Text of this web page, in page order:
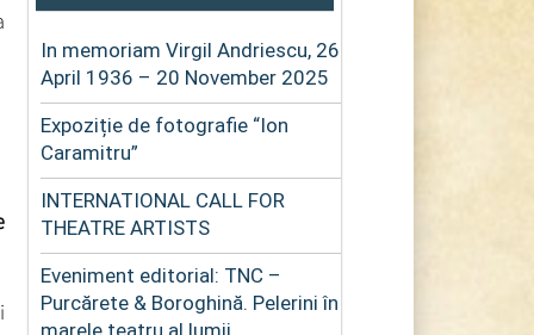
In memoriam Virgil Andriescu, 26
April 1936 – 20 November 2025
Expoziție de fotografie “Ion
Caramitru”
INTERNATIONAL CALL FOR
THEATRE ARTISTS
Eveniment editorial: TNC –
Purcărete & Boroghină. Pelerini în
marele teatru al lumii